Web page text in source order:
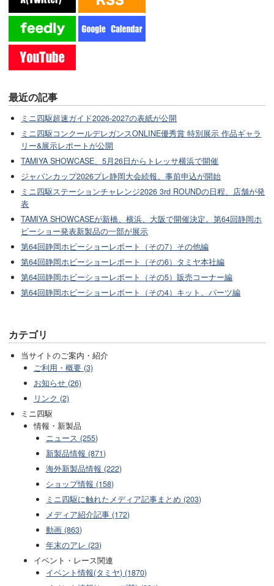
最近の記事
ミニ四駆超速ガイド2026-2027の表紙が公開
ミニ四駆コンクールデレガンスONLINE優秀賞 特別展示 作品ギャラ
リー&展示レポートが公開
TAMIYA SHOWCASE、5月26日からトレッサ横浜で開催
ジャパンカップ2026プレ静岡大会続報。事前申込が開始
ミニ四駆ステーションチャレンジ2026 3rd ROUNDの日程、店舗が発
表
TAMIYA SHOWCASEが新橋、横浜、大阪で開催決定。第64回静岡ホ
ビーショー発表新製品の一部が展示
第64回静岡ホビーショーレポート（その7）その他編
第64回静岡ホビーショーレポート（その6）タミヤ本社編
第64回静岡ホビーショーレポート（その5）販売コーナー編
第64回静岡ホビーショーレポート（その4）キット、パーツ編
カテゴリ
当サイトのご案内・紹介
ご利用・概要 (3)
お知らせ (26)
リンク (2)
ミニ四駆
情報・新製品
ニュース (255)
新製品情報 (871)
海外新製品情報 (222)
ショップ情報 (158)
ミニ四駆に触れたメディア記事まとめ (203)
メディア紹介記事 (172)
動画 (863)
年末のアレ (23)
イベント・レース関連
イベント情報(タミヤ) (1870)